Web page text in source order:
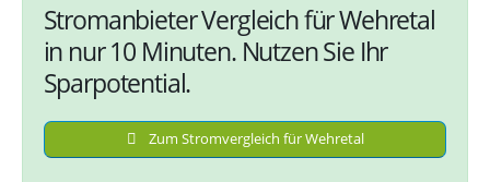
Stromanbieter Vergleich für Wehretal
in nur 10 Minuten. Nutzen Sie Ihr
Sparpotential.
Zum Stromvergleich für Wehretal